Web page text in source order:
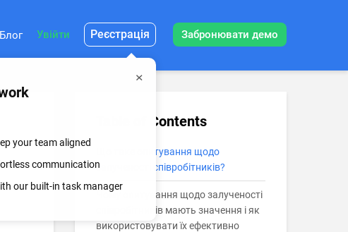
Блог Увійти Реєстрація
your team aligned
communication
our built-in task manager
Забронювати демо
Table of Contents
Що таке опитування щодо
залученості співробітників?
Чому опитування щодо залученості
співробітників мають значення і як
використовувати їх ефективно